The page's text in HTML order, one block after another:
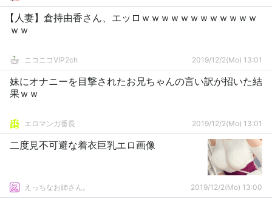
【人妻】倉持由香さん、エッロｗｗｗｗｗｗｗｗｗｗｗｗ
ｗｗ
ニコニコVIP2ch 2019/12/2(Mo) 13:01
妹にオナニーを目撃されたお兄ちゃんの言い訳が招いた結
果ｗｗ
エロマンガ番長 2019/12/2(Mo) 13:01
二度見不可避な着衣巨乳エロ画像
えっちなお姉さん。 2019/12/2(Mo) 13:00